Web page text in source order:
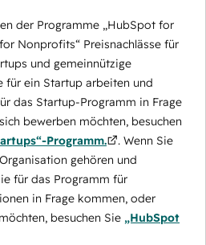
der Programme „HubSpot for
Nonprofits“ Preisnachlässe für
und gemeinnützige
für ein Startup arbeiten und
das Startup-Programm in Frage
bewerben möchten, besuchen
Programm.
. Wenn Sie
gehören und
für das Programm für
in Frage kommen, oder
besuchen Sie „HubSpot